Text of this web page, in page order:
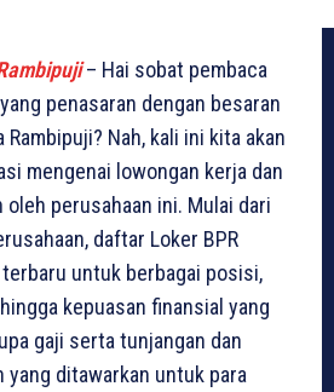
– Hai sobat pembaca
penasaran dengan besaran
Rambipuji? Nah, kali ini kita akan
mengenai lowongan kerja dan
oleh perusahaan ini. Mulai dari
daftar Loker BPR
terbaru untuk berbagai posisi,
kepuasan finansial yang
gaji serta tunjangan dan
ditawarkan untuk para